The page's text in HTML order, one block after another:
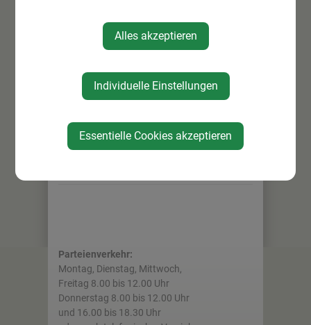
WIRTSCHAFT
Unternehmen
Parteienverkehr:
Montag, Dienstag, Mittwoch,
Freitag 8.00 bis 12.00 Uhr
Donnerstag 8.00 bis 12.00 Uhr
und 16.00 bis 18.30 Uhr
Alles akzeptieren
Individuelle Einstellungen
Essentielle Cookies akzeptieren